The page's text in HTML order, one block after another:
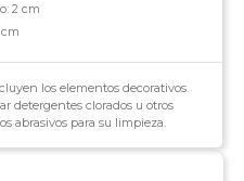
2 cm
cm
los elementos decorativos.
detergentes clorados u otros
abrasivos para su limpieza.